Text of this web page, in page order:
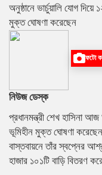
অনুষ্ঠানে ভার্চুয়ালি যোগ
মুক্ত ঘোষণা করেছেন
ফটো
নিউজ ডেস্ক
প্রধানমন্ত্রী শেখ হাসিনা
ভূমিহীন মুক্ত ঘোষণা
বাস্তবায়নে তাঁর স্বপ্নের
হাজার ১০১টি বাড়ি বিতরণ